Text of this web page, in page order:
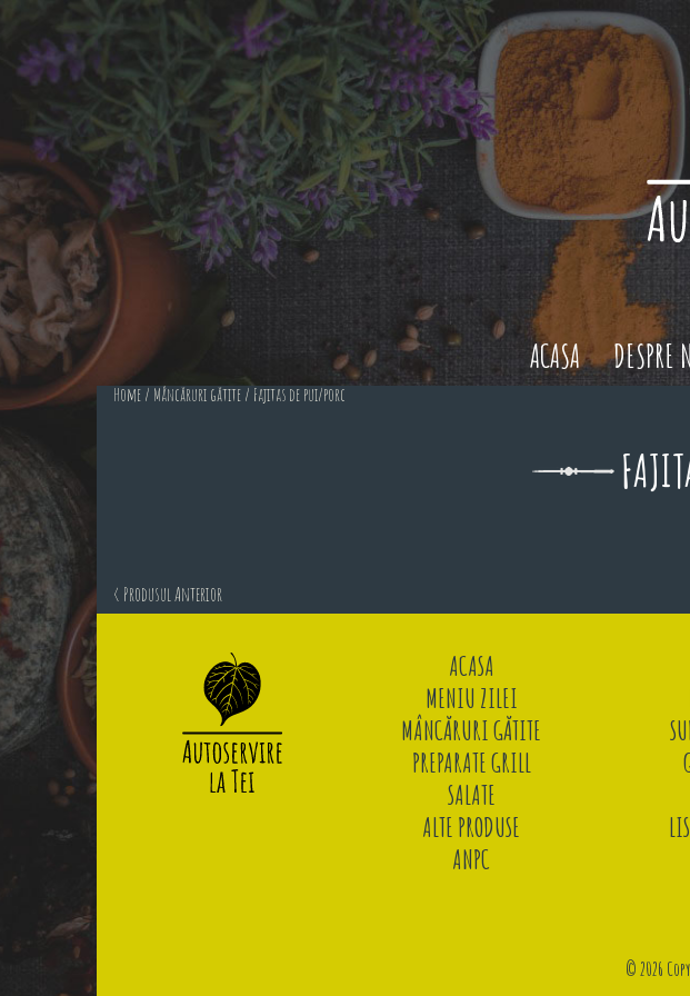
ACASA DESPRE
Home / Mâncăruri gătite / Fajitas de pui/porc
< Produsul Anterior
ACASA
MENIU ZILEI
MÂNCĂRURI GĂTITE
PREPARATE GRILL
SALATE
ALTE PRODUSE
ANPC
© 2026